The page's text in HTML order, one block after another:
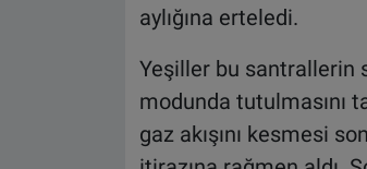
aylığına erteledi.
Yeşiller bu santrallerin
modunda tutulmasını
gaz akışını kesmesi